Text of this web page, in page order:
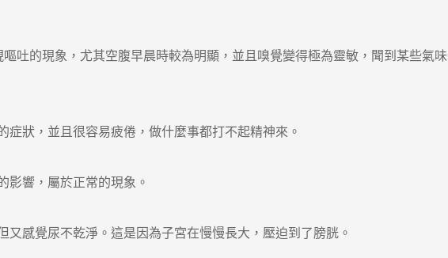
的現象，尤其空腹早晨時較為明顯，並且嗅覺變得極為靈敏，聞到某些氣
狀，並且很容易疲倦，做什麼事都打不起精神來。
響，屬於正常的現象。
感覺尿不乾淨。這是因為子宮在慢慢長大，壓迫到了膀胱。